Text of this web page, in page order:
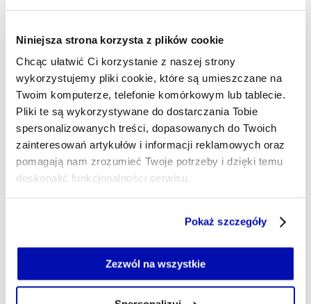
Niniejsza strona korzysta z plików cookie
Chcąc ułatwić Ci korzystanie z naszej strony
wykorzystujemy pliki cookie, które są umieszczane na
Twoim komputerze, telefonie komórkowym lub tablecie.
Pliki te są wykorzystywane do dostarczania Tobie
spersonalizowanych treści, dopasowanych do Twoich
zainteresowań artykułów i informacji reklamowych oraz
pomagają nam zrozumieć Twoje potrzeby i dzięki temu
doskonalić funkcjonalności serwisu.
Jeżeli nie wyrażasz zgody na zapisywanie plików cookie,
możesz łatwo zarządzać swoimi uprawnieniami, np. we
własnej przeglądarce internetowej lub po wybraniu opcji
Pokaż szczegóły
Zezwól na wszystkie
Najnowsze
Udostępnij
Udostępnij na LinkedIn
Udostępnij na Twitterze
Udostępnij na
Udostępnij
Strona główna Na żywo
System kaucyjny przyspiesza.